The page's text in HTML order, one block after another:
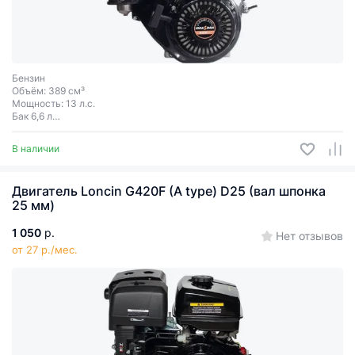
Бензин
Объём: 389 см³
Мощность: 13 л.с.
Бак 6,6 л
Ручной запуск
Диаметр вала 25 мм
В наличии
Двигатель Loncin G420F (А type) D25 (вал шпонка
25 мм)
1 050 р.
от 27 р./мес.
Нет отзывов